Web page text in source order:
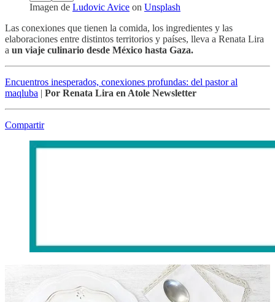
Imagen de Ludovic Avice on Unsplash
Las conexiones que tienen la comida, los ingredientes y las
elaboraciones entre distintos territorios y países, lleva a Renata Lira
a un viaje culinario desde México hasta Gaza.
Encuentros inesperados, conexiones profundas: del pastor al
maqluba | Por Renata Lira en Atole Newsletter
Compartir